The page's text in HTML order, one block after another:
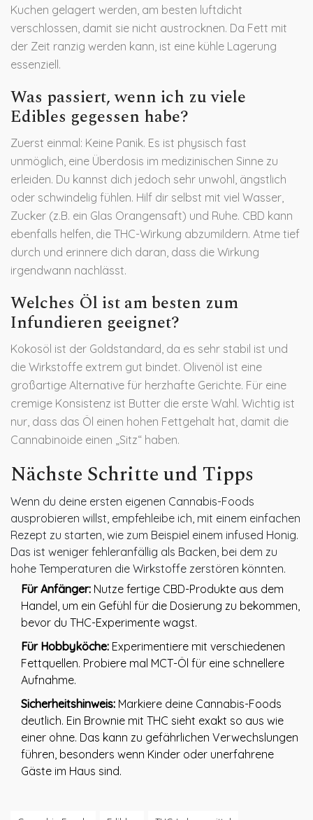
Kuchen gelagert werden, am besten luftdicht
verschlossen, damit sie nicht austrocknen. Da Fett mit
der Zeit ranzig werden kann, ist eine kühle Lagerung
essenziell.
Was passiert, wenn ich zu viele
Edibles gegessen habe?
Zuerst einmal: Keine Panik. Es ist physisch fast
unmöglich, eine Überdosis im medizinischen Sinne zu
erleiden. Du kannst dich jedoch sehr unwohl, ängstlich
oder schwindelig fühlen. Hilf dir selbst mit viel Wasser,
Zucker (z.B. ein Glas Orangensaft) und Ruhe. CBD kann
ebenfalls helfen, die THC-Wirkung abzumildern. Atme tief
durch und erinnere dich daran, dass die Wirkung
irgendwann nachlässt.
Welches Öl ist am besten zum
Infundieren geeignet?
Kokosöl ist der Goldstandard, da es sehr stabil ist und
die Wirkstoffe extrem gut bindet. Olivenöl ist eine
großartige Alternative für herzhafte Gerichte. Für eine
cremige Konsistenz ist Butter die erste Wahl. Wichtig ist
nur, dass das Öl einen hohen Fettgehalt hat, damit die
Cannabinoide einen „Sitz“ haben.
Nächste Schritte und Tipps
Wenn du deine ersten eigenen Cannabis-Foods
ausprobieren willst, empfehleibe ich, mit einem einfachen
Rezept zu starten, wie zum Beispiel einem infused Honig.
Das ist weniger fehleranfällig als Backen, bei dem zu
hohe Temperaturen die Wirkstoffe zerstören könnten.
Für Anfänger: Nutze fertige CBD-Produkte aus dem
Handel, um ein Gefühl für die Dosierung zu bekommen,
bevor du THC-Experimente wagst.
Für Hobbyköche: Experimentiere mit verschiedenen
Fettquellen. Probiere mal MCT-Öl für eine schnellere
Aufnahme.
Sicherheitshinweis: Markiere deine Cannabis-Foods
deutlich. Ein Brownie mit THC sieht exakt so aus wie
einer ohne. Das kann zu gefährlichen Verwechslungen
führen, besonders wenn Kinder oder unerfahrene
Gäste im Haus sind.